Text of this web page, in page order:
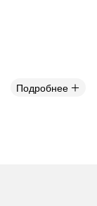
Подробнее